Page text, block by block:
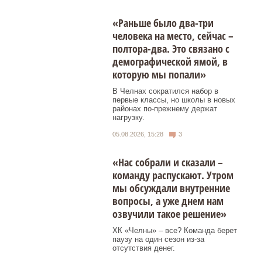
«Раньше было два-три
человека на место, сейчас –
полтора-два. Это связано с
демографической ямой, в
которую мы попали»
В Челнах сократился набор в
первые классы, но школы в новых
районах по-прежнему держат
нагрузку.
05.08.2026, 15:28 3
«Нас собрали и сказали –
команду распускают. Утром
мы обсуждали внутренние
вопросы, а уже днем нам
озвучили такое решение»
ХК «Челны» – все? Команда берет
паузу на один сезон из-за
отсутствия денег.